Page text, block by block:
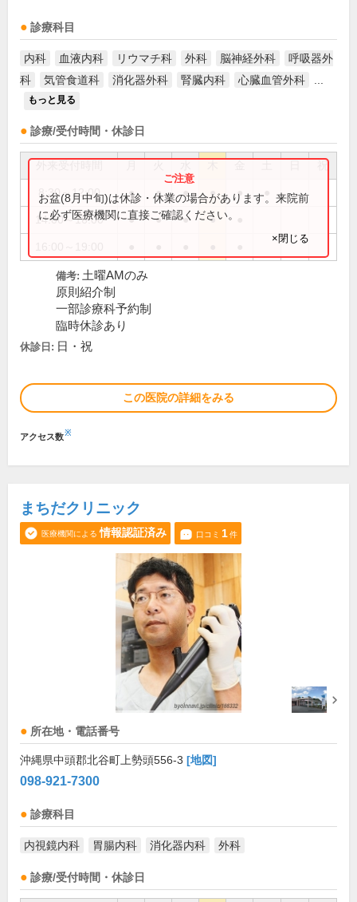
診療科目
内科 血液内科 リウマチ科 外科 脳神経外科
呼吸器外
科
気管食道科 消化器外科 腎臓内科 心臓血管外科
もっと見る
診療/受付時間・休診日
祝
8:30～12:00 ● ● ● ● ●
14:00～16:00 ● ● ● ●
お盆(8月中旬)は休診・休業の場合があります。来院前
に必ず医療機関に直接ご確認ください。
×閉じる
備考: 土曜AMのみ
原則紹介制
一部診療科予約制
臨時休診あり
休診日: 日・祝
この医院の詳細をみる
アクセス数※
まちだクリニック
医療機関による 情報認証済み 口コミ 1件
所在地・電話番号
沖縄県中頭郡北谷町上勢頭556-3 [地図]
098-921-7300
診療科目
内視鏡内科 胃腸内科 消化器内科 外科
診療/受付時間・休診日